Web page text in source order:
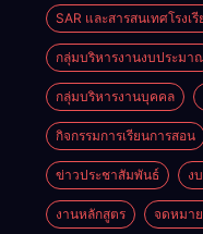
SAR และสารสนเทศโรงเ
กลุ่มบริหารงานงบประมา
กลุ่มบริหารงานบุคคล
กิจกรรมการเรียนการสอน
ข่าวประชาสัมพันธ์ ง
งานหลักสูตร จดหมา